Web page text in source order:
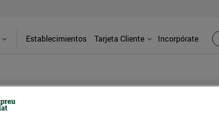
Establecimientos Tarjeta Cliente Incorpórate